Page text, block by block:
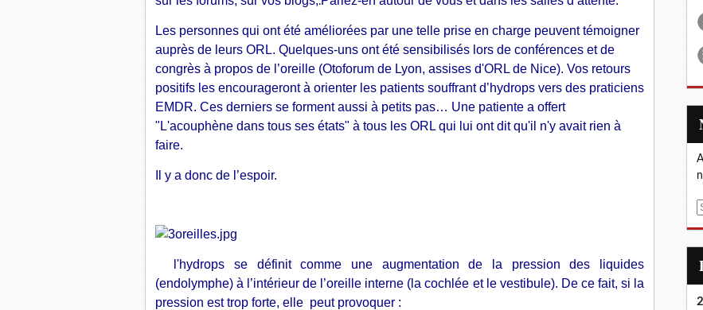
Les personnes qui ont été améliorées par une telle prise en charge peuvent témoigner
auprès de leurs ORL. Quelques-uns ont été sensibilisés lors de conférences et de
congrès à propos de l’oreille (Otoforum de Lyon, assises d'ORL de Nice). Vos retours
positifs les encourageront à orienter les patients souffrant d’hydrops vers des praticiens
EMDR. Ces derniers se forment aussi à petits pas… Une patiente a offert
"L'acouphène dans tous ses états" à tous les ORL qui lui ont dit qu'il n'y avait rien à
faire.
Il y a donc de l’espoir.
l'hydrops se définit comme une augmentation de la pression des liquides
(endolymphe) à l’intérieur de l’oreille interne (la cochlée et le vestibule). De ce fait, si la
pression est trop forte, elle peut provoquer :
E